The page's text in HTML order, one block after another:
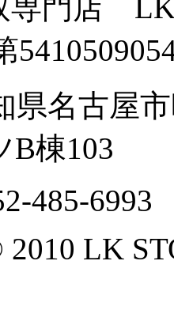
専門店
県名古屋
B棟103
485-6993
LK